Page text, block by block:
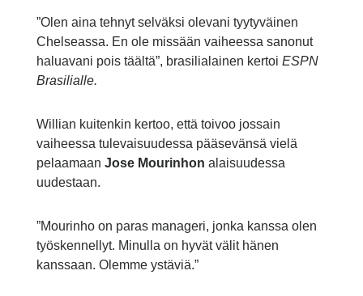
”Olen aina tehnyt selväksi olevani tyytyväinen
Chelseassa. En ole missään vaiheessa sanonut
haluavani pois täältä”, brasilialainen kertoi ESPN
Brasilialle.
Willian kuitenkin kertoo, että toivoo jossain
vaiheessa tulevaisuudessa pääsevänsä vielä
pelaamaan Jose Mourinhon alaisuudessa
uudestaan.
”Mourinho on paras manageri, jonka kanssa olen
työskennellyt. Minulla on hyvät välit hänen
kanssaan. Olemme ystäviä.”